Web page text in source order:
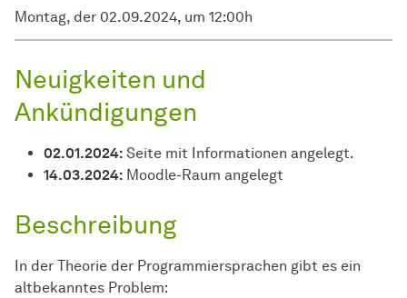
Montag, der 02.09.2024, um 12:00h
Neuigkeiten und
Ankündigungen
02.01.2024: Seite mit Informationen angelegt.
14.03.2024: Moodle-Raum angelegt
Beschreibung
In der Theorie der Programmiersprachen gibt es ein
altbekanntes Problem: